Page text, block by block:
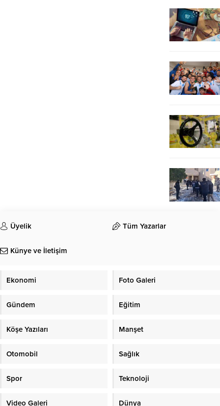
Üyelik Tüm Yazarlar
Künye ve İletişim
Ekonomi Foto Galeri
Gündem Eğitim
Köşe Yazıları Manşet
Otomobil Sağlık
Spor Teknoloji
Video Galeri Dünya